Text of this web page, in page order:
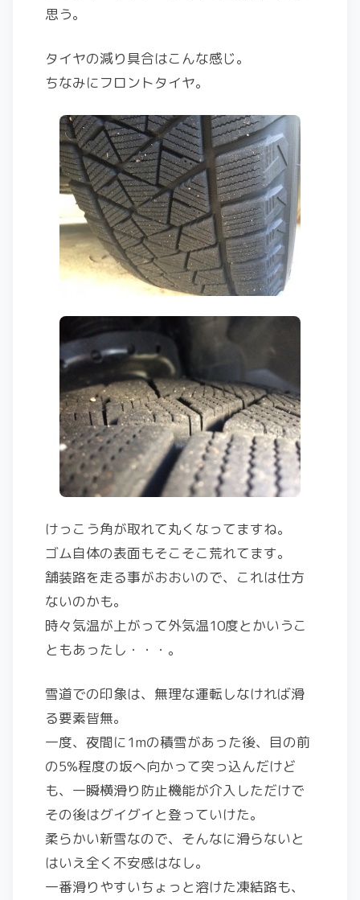
思う。
タイヤの減り具合はこんな感じ。
ちなみにフロントタイヤ。
けっこう角が取れて丸くなってますね。
ゴム自体の表面もそこそこ荒れてます。
舗装路を走る事がおおいので、これは仕方
ないのかも。
時々気温が上がって外気温10度とかいうこ
ともあったし・・・。
雪道での印象は、無理な運転しなければ滑
る要素皆無。
一度、夜間に1mの積雪があった後、目の前
の5%程度の坂へ向かって突っ込んだけど
も、一瞬横滑り防止機能が介入しただけで
その後はグイグイと登っていけた。
柔らかい新雪なので、そんなに滑らないと
はいえ全く不安感はなし。
一番滑りやすいちょっと溶けた凍結路も、